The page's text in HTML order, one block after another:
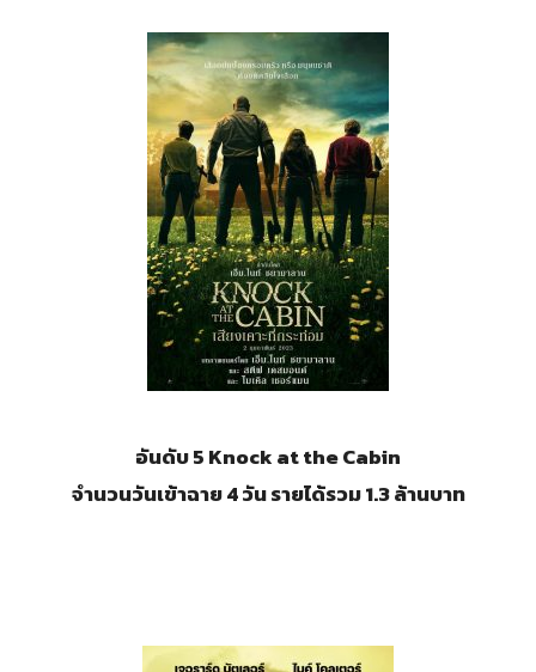
อันดับ 5 Knock at the Cabin
จำนวนวันเข้าฉาย 4 วัน รายได้รวม 1.3 ล้านบาท